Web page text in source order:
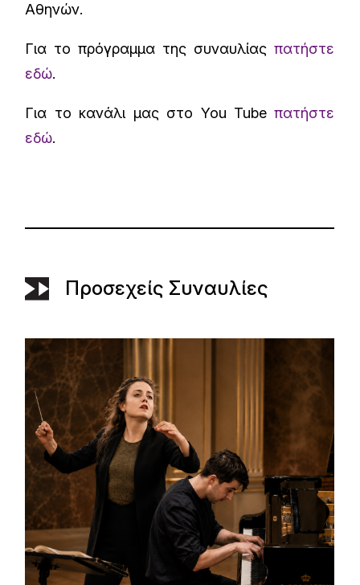
Αθηνών.
Για το πρόγραμμα της συναυλίαςπατήστε
εδώ.
Για το κανάλι μας στο You Tubeπατήστε
εδώ.
Προσεχείς Συναυλίες